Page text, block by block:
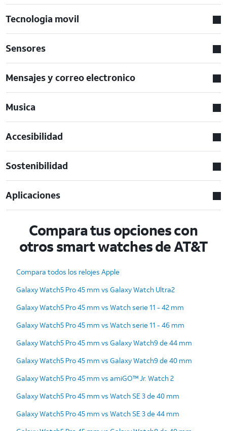
Tecnologia movil
Sensores
Mensajes y correo electronico
Musica
Accesibilidad
Sostenibilidad
Aplicaciones
Compara tus opciones con
otros smart watches de AT&T
Compara todos los relojes Apple
Galaxy Watch5 Pro 45 mm vs Galaxy Watch Ultra2
Galaxy Watch5 Pro 45 mm vs Watch serie 11 - 42 mm
Galaxy Watch5 Pro 45 mm vs Watch serie 11 - 46 mm
Galaxy Watch5 Pro 45 mm vs Galaxy Watch9 de 44 mm
Galaxy Watch5 Pro 45 mm vs Galaxy Watch9 de 40 mm
Galaxy Watch5 Pro 45 mm vs amiGO™ Jr. Watch 2
Galaxy Watch5 Pro 45 mm vs Watch SE 3 de 40 mm
Galaxy Watch5 Pro 45 mm vs Watch SE 3 de 44 mm